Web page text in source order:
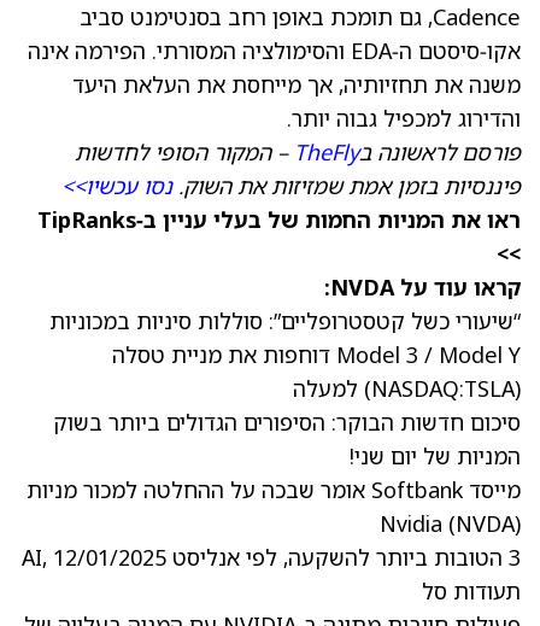
Cadence, גם תומכת באופן רחב בסנטימנט סביב
אקו‑סיסטם ה‑EDA והסימולציה המסורתי. הפירמה אינה
משנה את תחזיותיה, אך מייחסת את העלאת היעד
והדירוג למכפיל גבוה יותר.
פורסם לראשונה בTheFly – המקור הסופי לחדשות
פיננסיות בזמן אמת שמזיזות את השוק.נסו עכשיו>>
ראו את המניות החמות של בעלי עניין ב‑TipRanks
>>
קראו עוד על NVDA:
“שיעורי כשל קטסטרופליים”: סוללות סיניות במכוניות
Model 3 / Model Y דוחפות את מניית טסלה
(NASDAQ:TSLA) למעלה
סיכום חדשות הבוקר: הסיפורים הגדולים ביותר בשוק
המניות של יום שני!
מייסד Softbank אומר שבכה על ההחלטה למכור מניות
Nvidia (NVDA)
3 הטובות ביותר להשקעה, לפי אנליסט AI, 12/01/2025
תעודות סל